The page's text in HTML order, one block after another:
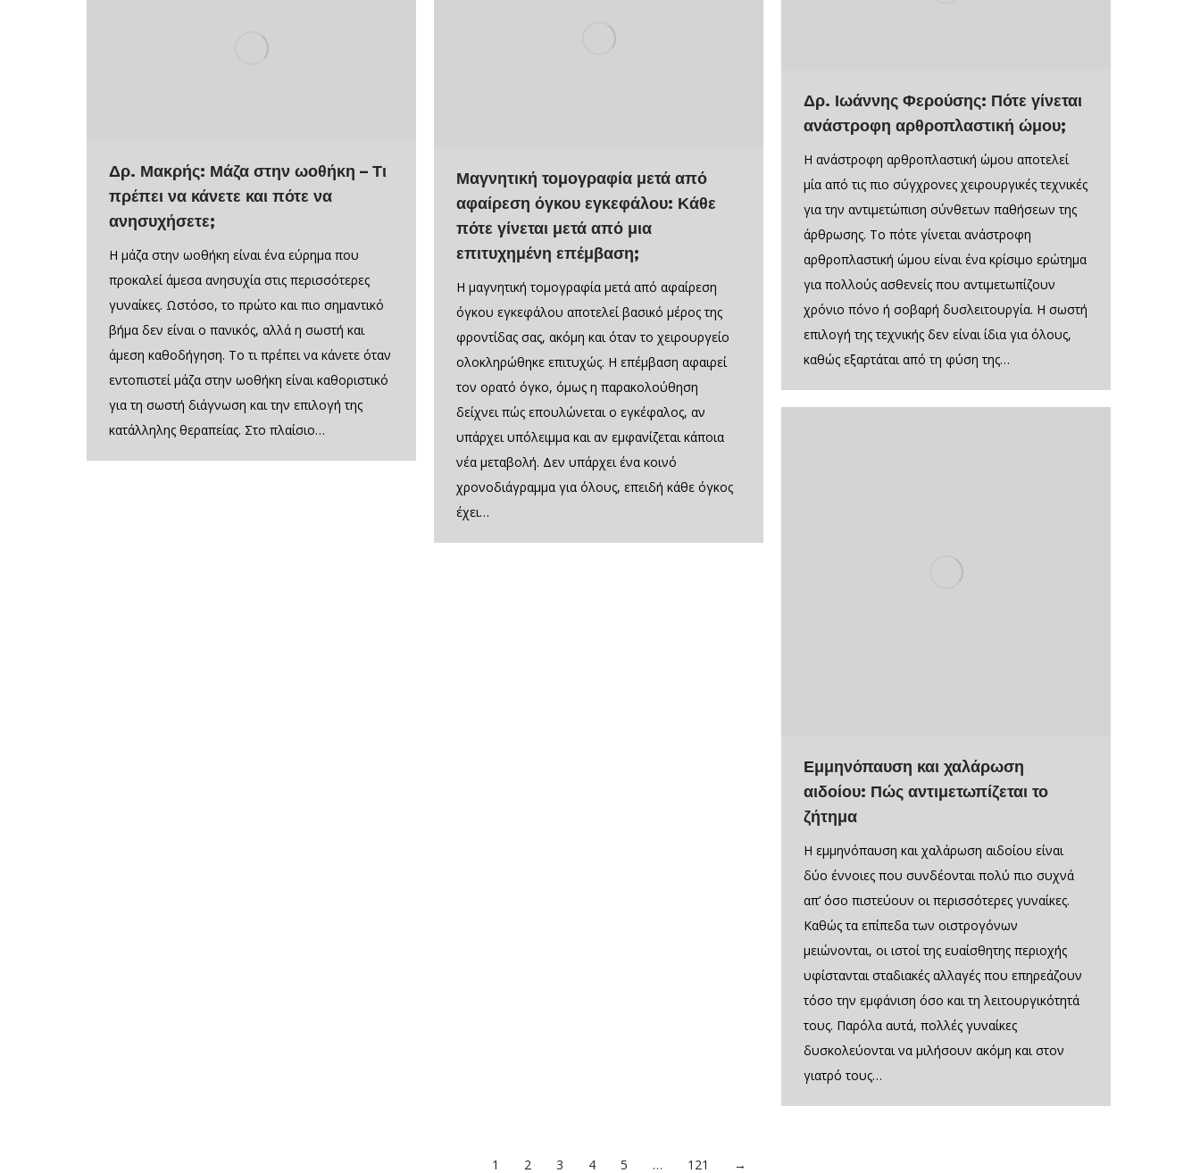
Δρ. Ιωάννης Φερούσης: Πότε γίνεται
ανάστροφη αρθροπλαστική ώμου;
Η ανάστροφη αρθροπλαστική ώμου αποτελεί
μία από τις πιο σύγχρονες χειρουργικές τεχνικές
για την αντιμετώπιση σύνθετων παθήσεων της
άρθρωσης. Το πότε γίνεται ανάστροφη
αρθροπλαστική ώμου είναι ένα κρίσιμο ερώτημα
για πολλούς ασθενείς που αντιμετωπίζουν
χρόνιο πόνο ή σοβαρή δυσλειτουργία. Η σωστή
επιλογή της τεχνικής δεν είναι ίδια για όλους,
καθώς εξαρτάται από τη φύση της…
Μαγνητική τομογραφία μετά από
αφαίρεση όγκου εγκεφάλου: Κάθε
πότε γίνεται μετά από μια
επιτυχημένη επέμβαση;
Η μαγνητική τομογραφία μετά από αφαίρεση
όγκου εγκεφάλου αποτελεί βασικό μέρος της
φροντίδας σας, ακόμη και όταν το χειρουργείο
ολοκληρώθηκε επιτυχώς. Η επέμβαση αφαιρεί
τον ορατό όγκο, όμως η παρακολούθηση
δείχνει πώς επουλώνεται ο εγκέφαλος, αν
υπάρχει υπόλειμμα και αν εμφανίζεται κάποια
νέα μεταβολή. Δεν υπάρχει ένα κοινό
χρονοδιάγραμμα για όλους, επειδή κάθε όγκος
έχει…
Δρ. Μακρής: Μάζα στην ωοθήκη – Τι
πρέπει να κάνετε και πότε να
ανησυχήσετε;
H μάζα στην ωοθήκη είναι ένα εύρημα που
προκαλεί άμεσα ανησυχία στις περισσότερες
γυναίκες. Ωστόσο, το πρώτο και πιο σημαντικό
βήμα δεν είναι ο πανικός, αλλά η σωστή και
άμεση καθοδήγηση. Το τι πρέπει να κάνετε όταν
εντοπιστεί μάζα στην ωοθήκη είναι καθοριστικό
για τη σωστή διάγνωση και την επιλογή της
κατάλληλης θεραπείας. Στο πλαίσιο…
Εμμηνόπαυση και χαλάρωση
αιδοίου: Πώς αντιμετωπίζεται το
ζήτημα
Η εμμηνόπαυση και χαλάρωση αιδοίου είναι
δύο έννοιες που συνδέονται πολύ πιο συχνά
απ’ όσο πιστεύουν οι περισσότερες γυναίκες.
Καθώς τα επίπεδα των οιστρογόνων
μειώνονται, οι ιστοί της ευαίσθητης περιοχής
υφίστανται σταδιακές αλλαγές που επηρεάζουν
τόσο την εμφάνιση όσο και τη λειτουργικότητά
τους. Παρόλα αυτά, πολλές γυναίκες
δυσκολεύονται να μιλήσουν ακόμη και στον
γιατρό τους…
1 2 3 4 5 … 121 →